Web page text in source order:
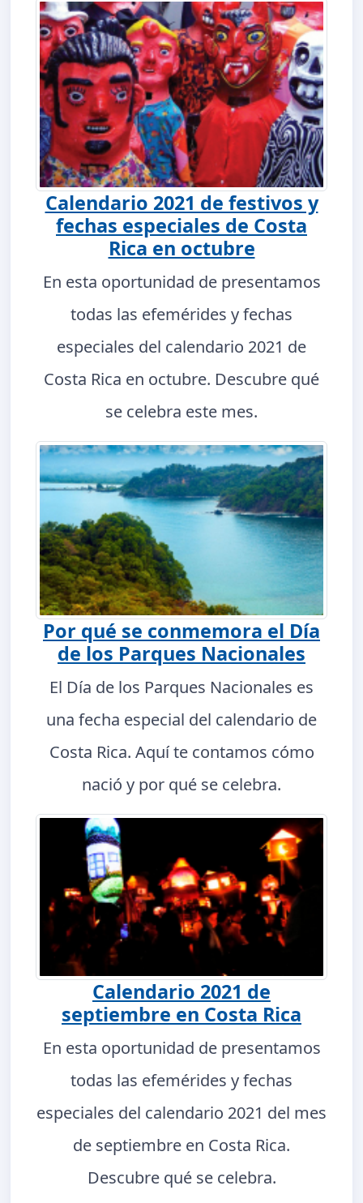
Calendario 2021 de festivos y
fechas especiales de Costa
Rica en octubre
En esta oportunidad de presentamos
todas las efemérides y fechas
especiales del calendario 2021 de
Costa Rica en octubre. Descubre qué
se celebra este mes.
Por qué se conmemora el Día
de los Parques Nacionales
El Día de los Parques Nacionales es
una fecha especial del calendario de
Costa Rica. Aquí te contamos cómo
nació y por qué se celebra.
Calendario 2021 de
septiembre en Costa Rica
En esta oportunidad de presentamos
todas las efemérides y fechas
especiales del calendario 2021 del mes
de septiembre en Costa Rica.
Descubre qué se celebra.